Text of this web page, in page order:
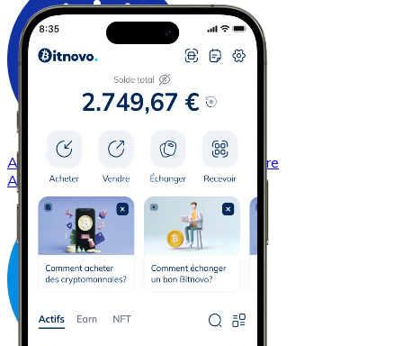
AcheterCardanoavec virement bancaire
ADA